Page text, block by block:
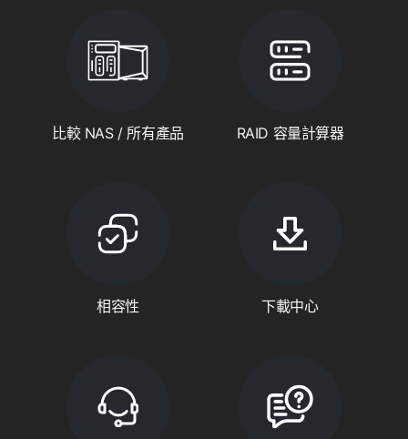
比較 NAS / 所有產品 RAID 容量計算器
相容性 下載中心